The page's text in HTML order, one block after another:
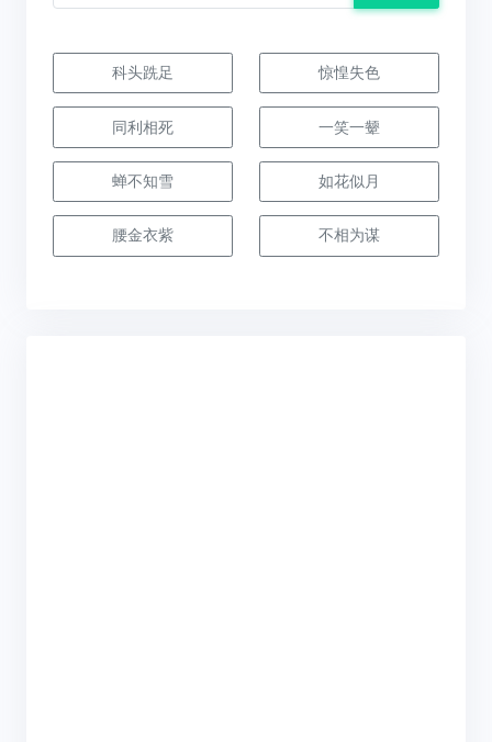
科头跣足 惊惶失色
同利相死 一笑一颦
蝉不知雪 如花似月
腰金衣紫 不相为谋